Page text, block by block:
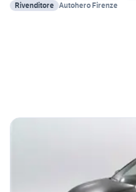
Rivenditore Autohero Firenze